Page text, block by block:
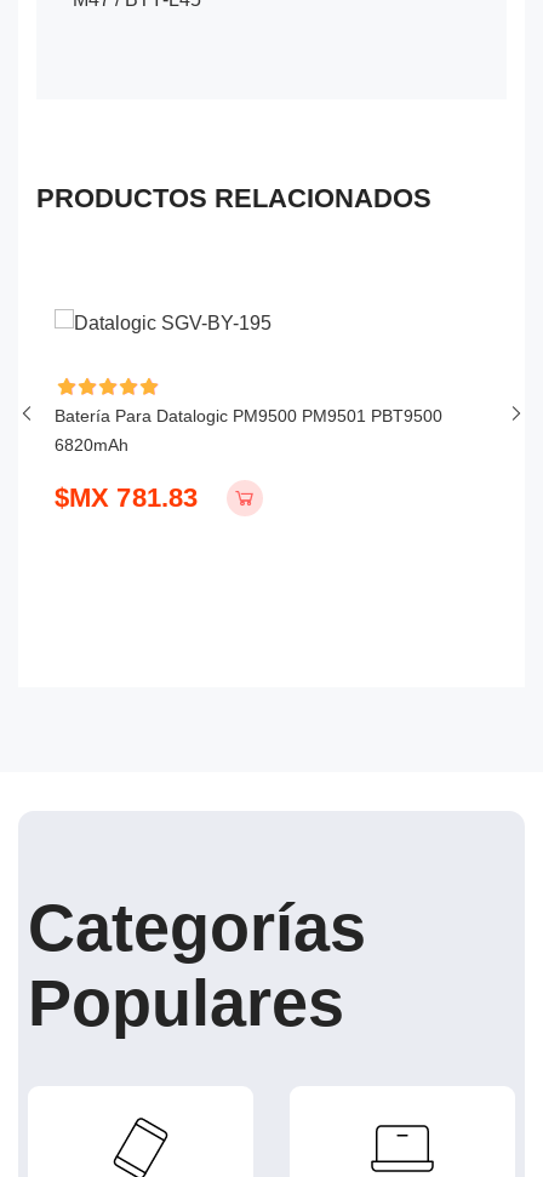
PRODUCTOS RELACIONADOS
Batería Para Datalogic PM9500 PM9501 PBT9500
6820mAh
$MX 781.83
Categorías
Populares